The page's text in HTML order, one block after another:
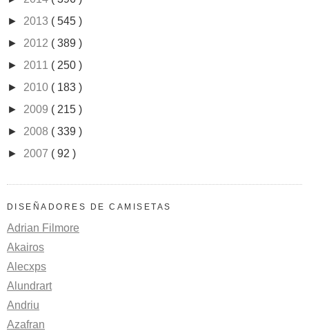
► 2013 ( 545 )
► 2012 ( 389 )
► 2011 ( 250 )
► 2010 ( 183 )
► 2009 ( 215 )
► 2008 ( 339 )
► 2007 ( 92 )
DISEÑADORES DE CAMISETAS
Adrian Filmore
Akairos
Alecxps
Alundrart
Andriu
Azafran